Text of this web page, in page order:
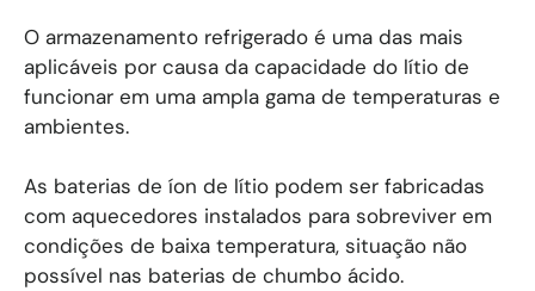
O armazenamento refrigerado é uma das mais
aplicáveis por causa da capacidade do lítio de
funcionar em uma ampla gama de temperaturas e
ambientes.
As baterias de íon de lítio podem ser fabricadas
com aquecedores instalados para sobreviver em
condições de baixa temperatura, situação não
possível nas baterias de chumbo ácido.